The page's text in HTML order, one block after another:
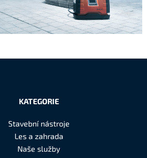
KATEGORIE
Stavební nástroje
Les a zahrada
Naše služby